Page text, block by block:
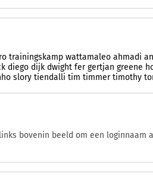
trainingskamp wattamaleo ahmadi
diego dijk dwight fer gertjan greene
slory tiendalli tim timmer timothy
bovenin beeld om een loginnaam